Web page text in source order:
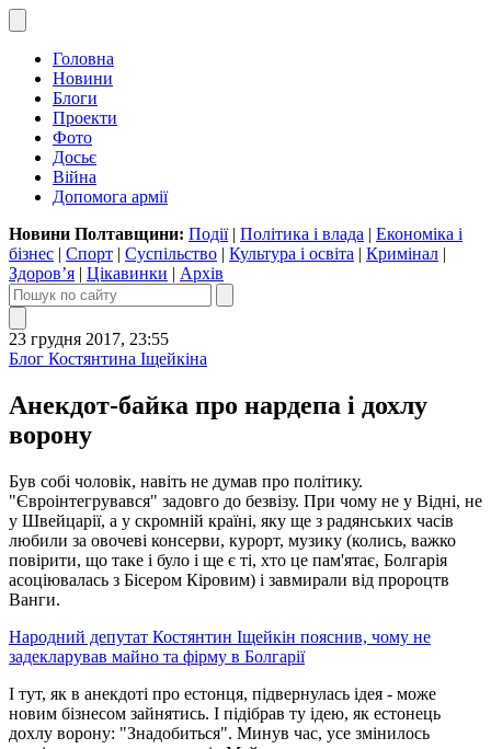
Головна
Новини
Блоги
Проекти
Фото
Досьє
Війна
Допомога армії
Новини Полтавщини: Події| Політика і влада | Економіка і
бізнес | Спорт | Суспільство | Культура і освіта | Кримінал |
Здоров’я | Цікавинки | Архів
23 грудня 2017, 23:55
Блог Костянтина Іщейкіна
Анекдот-байка про нардепа і дохлу
ворону
Був собі чоловік, навіть не думав про політику.
"Євроінтегрувався" задовго до безвізу. При чому не у Відні, не
у Швейцарії, а у скромній країні, яку ще з радянських часів
любили за овочеві консерви, курорт, музику (колись, важко
повірити, що таке і було і ще є ті, хто це пам'ятає, Болгарія
асоціювалась з Бісером Кіровим) і завмирали від пророцтв
Ванги.
Народний депутат Костянтин Іщейкін пояснив, чому не
задекларував майно та фірму в Болгарії
І тут, як в анекдоті про естонця, підвернулась ідея - може
новим бізнесом зайнятись. І підібрав ту ідею, як естонець
дохлу ворону: "Знадобиться". Минув час, усе змінилось